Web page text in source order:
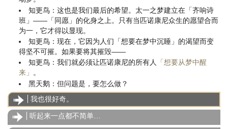
知更鸟：这也是我们最后的希望。太一之梦建立在「齐响诗
班」——「同愿」的化身之上。只有当匹诺康尼众生的愿望合而
为一，它才得以显现。
知更鸟：现在，它因为人们「想要在梦中沉睡」的渴望而变
得坚不可摧。如果要将其摧毁——
知更鸟：我们就必须让匹诺康尼的所有人
「想要从梦中醒
来」 。
黑天鹅：但问题是，要怎么做？
我也很好奇。
听起来一点都不简单…